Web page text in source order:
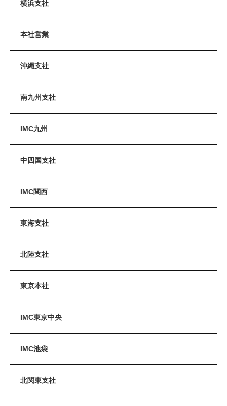
横浜支社
本社営業
沖縄支社
南九州支社
IMC九州
中四国支社
IMC関西
東海支社
北陸支社
東京本社
IMC東京中央
IMC池袋
北関東支社